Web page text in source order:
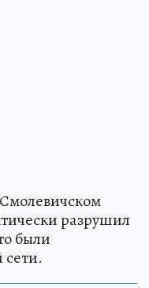
разрушил
были
сети.